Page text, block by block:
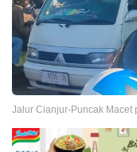
Jalur Cianjur-Puncak Macet